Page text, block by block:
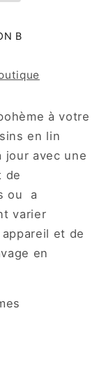
B
à votre
en lin
jour avec une
de
ou a
varier
et de
en